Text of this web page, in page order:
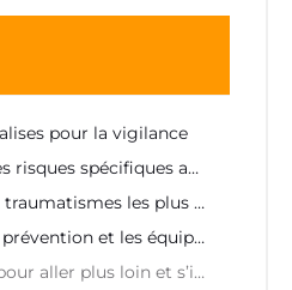
pour la vigilance
Le panorama des risques spécifiques au wing foil
Les blessures et traumatismes les plus courants
Les mesures de prévention et les équipements de sécurité adaptés
Les ressources pour aller plus loin et s’informer efficacement